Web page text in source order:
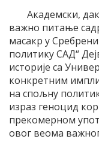
Академски,
важно питање
масакр у
политику САД“
историје са
конкретним
на спољну
израз геноцид
прекомерном
овог веома